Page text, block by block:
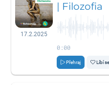
17.2.2025
| Filozofia
0:00
Přehraj Líbí se